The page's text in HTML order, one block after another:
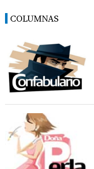
COLUMNAS